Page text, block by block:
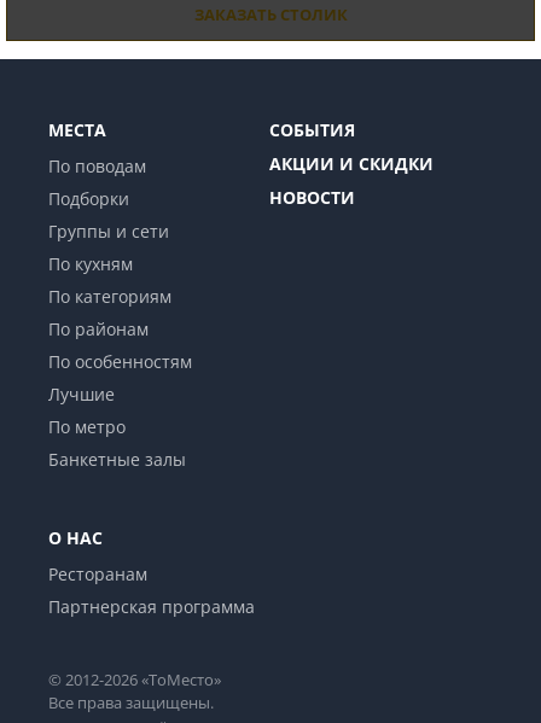
ЗАКАЗАТЬ СТОЛИК
МЕСТА
По поводам
Подборки
Группы и сети
По кухням
По категориям
По районам
По особенностям
Лучшие
По метро
Банкетные залы
СОБЫТИЯ
АКЦИИ И СКИДКИ
НОВОСТИ
О НАС
Ресторанам
Партнерская программа
© 2012-2026 «ТоМесто»
Все права защищены.